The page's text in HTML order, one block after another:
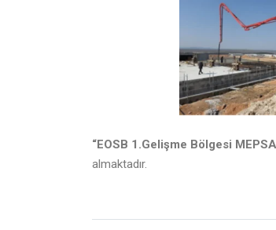
“EOSB 1.Gelişme Bölgesi
almaktadır.